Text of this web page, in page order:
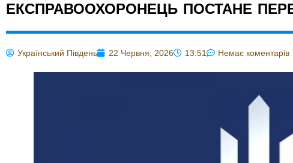
ЕКСПРАВООХОРОНЕЦЬ ПОСТАНЕ
Український Південь 22 Червня, 2026 13:51 Немає коментарів